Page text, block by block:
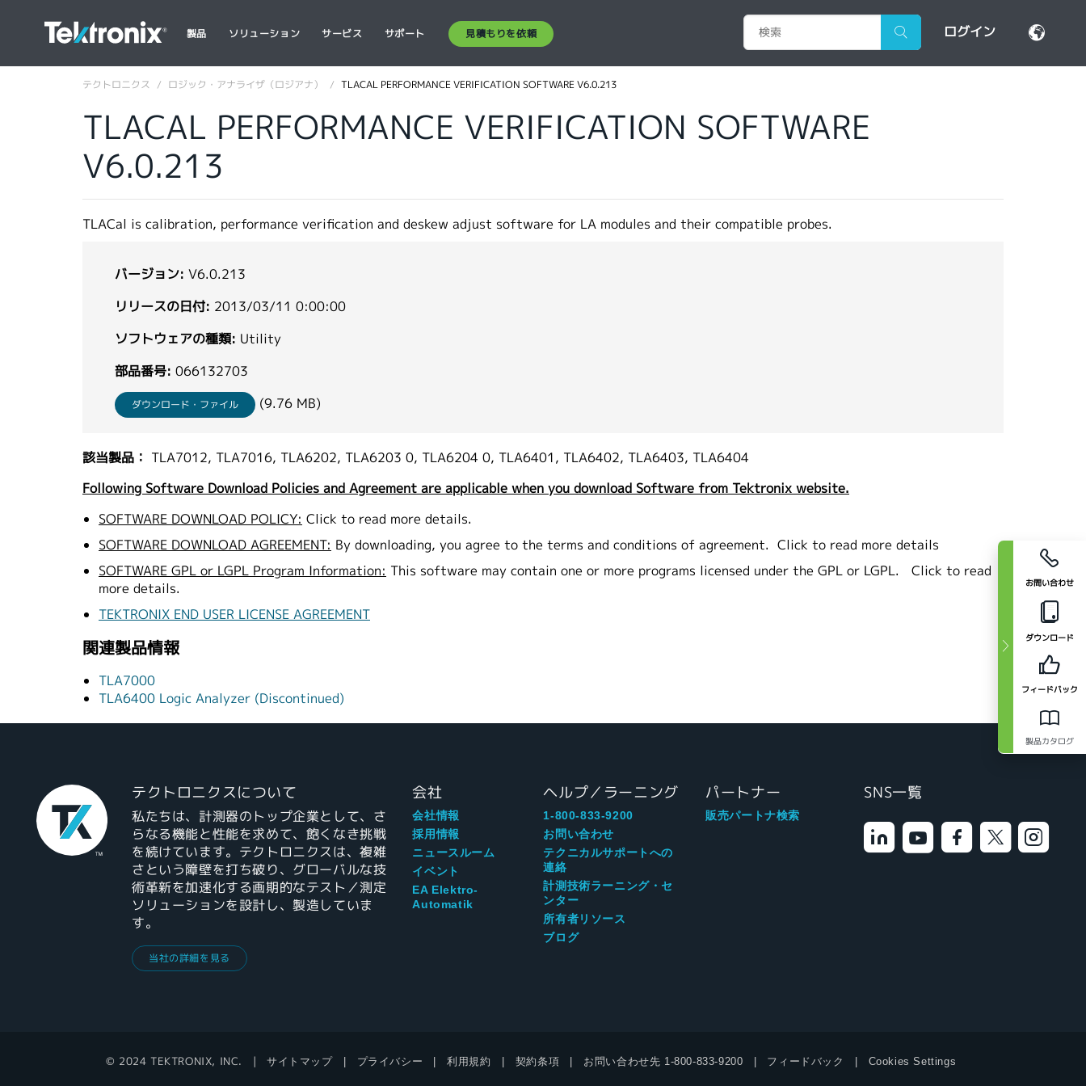
製品 ソリューション サービス サポート 見積もりを依頼 ログイン
お問い合わせ
ダウンロード
フィードバック
製品カタログ
テクトロニクス ロジック・アナライザ（ロジアナ） TLACAL PERFORMANCE VERIFICATION SOFTWARE V6.0.213
TLACAL PERFORMANCE VERIFICATION SOFTWARE
V6.0.213
TLACal is calibration, performance verification and deskew adjust software for LA modules and their compatible probes.
バージョン: V6.0.213
リリースの日付: 2013/03/11 0:00:00
ソフトウェアの種類: Utility
部品番号: 066132703
ダウンロード・ファイル (9.76 MB)
該当製品： TLA7012, TLA7016, TLA6202, TLA6203 0, TLA6204 0, TLA6401, TLA6402, TLA6403, TLA6404
Following Software Download Policies and Agreement are applicable when you download Software from Tektronix website.
SOFTWARE DOWNLOAD POLICY: Click to read more details.
SOFTWARE DOWNLOAD AGREEMENT: By downloading, you agree to the terms and conditions of agreement. Click to read more details
SOFTWARE GPL or LGPL Program Information: This software may contain one or more programs licensed under the GPL or LGPL.
Click to read
more details.
TEKTRONIX END USER LICENSE AGREEMENT
関連製品情報
TLA7000
TLA6400 Logic Analyzer (Discontinued)
テクトロニクスについて
私たちは、計測器のトップ企業として、さ
らなる機能と性能を求めて、飽くなき挑戦
を続けています。テクトロニクスは、複雑
さという障壁を打ち破り、グローバルな技
術革新を加速化する画期的なテスト／測定
ソリューションを設計し、製造していま
す。
当社の詳細を見る
会社
会社情報
採用情報
ニュースルーム
イベント
EA Elektro-
Automatik
ヘルプ／ラーニング
1-800-833-9200
お問い合わせ
テクニカルサポートへの
連絡
計測技術ラーニング・セ
ンター
所有者リソース
ブログ
パートナー
販売パートナ検索
SNS一覧
© 2024 TEKTRONIX, INC. サイトマップ プライバシー 利用規約 契約条項 お問い合わせ先 1-800-833-9200 フィードバック Cookies Settings